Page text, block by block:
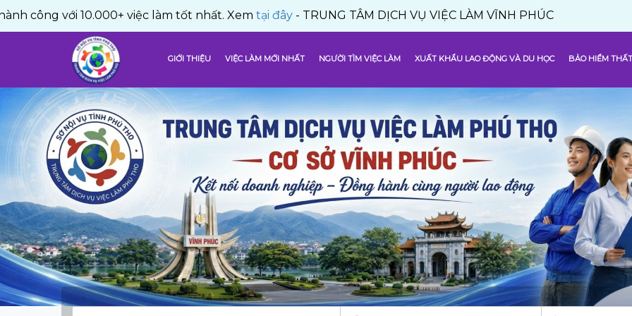
10.000+ việc làm tốt nhất. Xemtại đây- TRUNG TÂM DỊCH VỤ VIỆC LÀM VĨNH PHÚC
GIỚI THIỆU VIỆC LÀM MỚI NHẤT NGƯỜI TÌM VIỆC LÀM XUẤT KHẨU LAO ĐỘNG VÀ DU HỌC BẢO HIỂM